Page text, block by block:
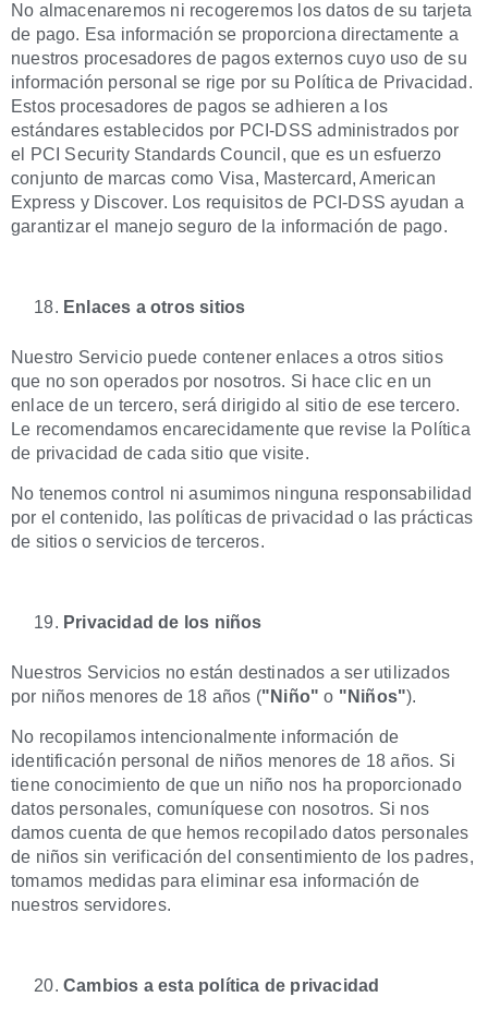
No almacenaremos ni recogeremos los datos de su tarjeta
de pago. Esa información se proporciona directamente a
nuestros procesadores de pagos externos cuyo uso de su
información personal se rige por su Política de Privacidad.
Estos procesadores de pagos se adhieren a los
estándares establecidos por PCI-DSS administrados por
el PCI Security Standards Council, que es un esfuerzo
conjunto de marcas como Visa, Mastercard, American
Express y Discover. Los requisitos de PCI-DSS ayudan a
garantizar el manejo seguro de la información de pago.
Enlaces a otros sitios
Nuestro Servicio puede contener enlaces a otros sitios
que no son operados por nosotros. Si hace clic en un
enlace de un tercero, será dirigido al sitio de ese tercero.
Le recomendamos encarecidamente que revise la Política
de privacidad de cada sitio que visite.
No tenemos control ni asumimos ninguna responsabilidad
por el contenido, las políticas de privacidad o las prácticas
de sitios o servicios de terceros.
Privacidad de los niños
Nuestros Servicios no están destinados a ser utilizados
por niños menores de 18 años ("Niño" o "Niños").
No recopilamos intencionalmente información de
identificación personal de niños menores de 18 años. Si
tiene conocimiento de que un niño nos ha proporcionado
datos personales, comuníquese con nosotros. Si nos
damos cuenta de que hemos recopilado datos personales
de niños sin verificación del consentimiento de los padres,
tomamos medidas para eliminar esa información de
nuestros servidores.
Cambios a esta política de privacidad